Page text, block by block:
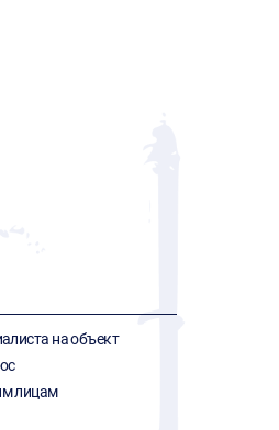
на объект
лицам